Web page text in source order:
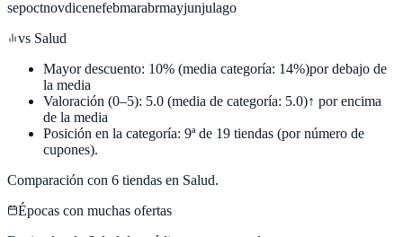
sepoctnovdicenefebmarabrmayjunjulago
vs Salud
Mayor descuento: 10% (media categoría: 14%)por debajo de
la media
Valoración (0–5): 5.0 (media de categoría: 5.0)↑ por encima
de la media
Posición en la categoría: 9ª de 19 tiendas (por número de
cupones).
Comparación con 6 tiendas en Salud.
Épocas con muchas ofertas